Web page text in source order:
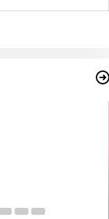
Spanyol dan